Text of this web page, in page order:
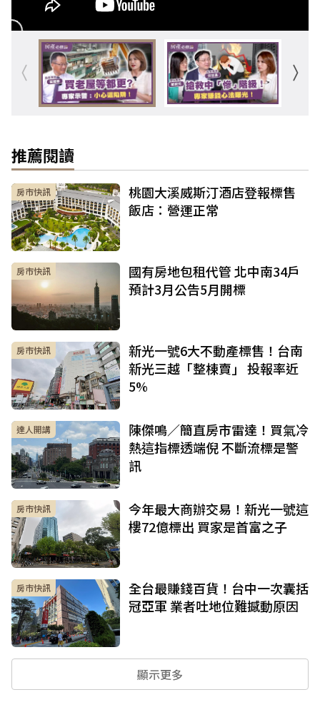
推薦閱讀
房市快訊
桃園大溪威斯汀酒店登報標售
飯店：營運正常
房市快訊
國有房地包租代管 北中南34戶
預計3月公告5月開標
房市快訊
新光一號6大不動產標售！台南
新光三越「整棟賣」 投報率近
5%
達人開講
陳傑鳴／簡直房市雷達！買氣冷
熱這指標透端倪 不斷流標是警
訊
房市快訊
今年最大商辦交易！新光一號這
樓72億標出 買家是首富之子
房市快訊
全台最賺錢百貨！台中一次囊括
冠亞軍 業者吐地位難撼動原因
顯示更多